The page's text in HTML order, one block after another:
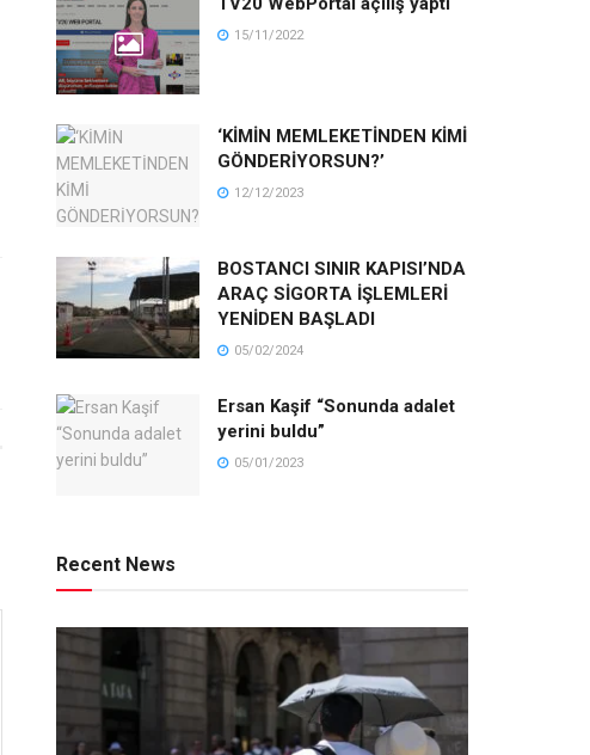
15/11/2022
‘KİMİN MEMLEKETİNDEN KİMİ
GÖNDERİYORSUN?’
12/12/2023
BOSTANCI SINIR KAPISI’NDA
ARAÇ SİGORTA İŞLEMLERİ
YENİDEN BAŞLADI
05/02/2024
Ersan Kaşif “Sonunda adalet
yerini buldu”
05/01/2023
Recent News